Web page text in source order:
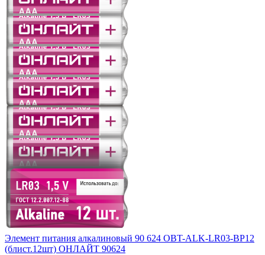
Элемент питания алкалиновый 90 624 OBT-ALK-LR03-BP12
(блист.12шт) ОНЛАЙТ 90624